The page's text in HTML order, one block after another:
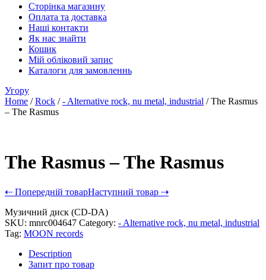
Сторінка магазину
Оплата та доставка
Наші контакти
Як нас знайти
Кошик
Мій обліковий запис
Каталоги для замовленнь
Угору
Home /Rock /- Alternative rock, nu metal, industrial / The Rasmus
– The Rasmus
The Rasmus – The Rasmus
⇠ Попередній товарНаступний товар ⇢
Музичний диск (CD-DA)
SKU: mnrc004647 Category: - Alternative rock, nu metal, industrial
Tag: MOON records
Description
Запит про товар